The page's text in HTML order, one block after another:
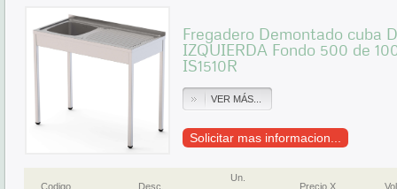
Fregadero Demontado cuba
IZQUIERDA Fondo 500 de
IS1510R
VER MÁS...
Solicitar mas informacion...
Codigo Desc.
Un.
Precio X